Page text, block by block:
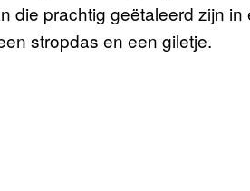
die prachtig geëtaleerd zijn
stropdas en een giletje.